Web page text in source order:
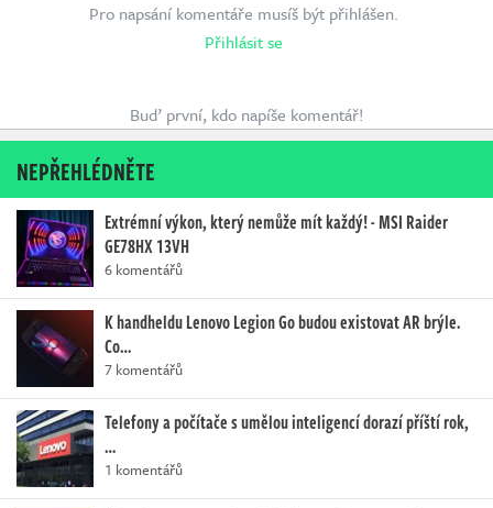
Pro napsání komentáře musíš být přihlášen.
Přihlásit se
Buď první, kdo napíše komentář!
NEPŘEHLÉDNĚTE
Extrémní výkon, který nemůže mít každý! - MSI Raider
GE78HX 13VH
6 komentářů
K handheldu Lenovo Legion Go budou existovat AR brýle.
Co…
7 komentářů
Telefony a počítače s umělou inteligencí dorazí příští rok,
…
1 komentářů